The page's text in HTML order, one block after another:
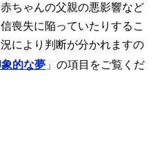
ちゃんの父親の悪影響など
喪失に陥っていたりするこ
により判断が分かれますの
的な夢 」の項目をご覧くだ